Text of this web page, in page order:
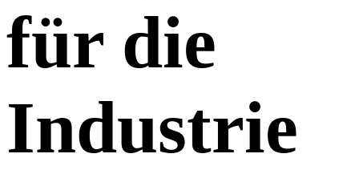
für die
Industrie